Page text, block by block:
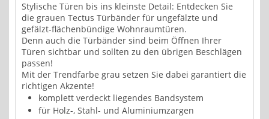
Stylische Türen bis ins kleinste Detail: Entdecken Sie
die grauen Tectus Türbänder für ungefälzte und
gefälzt-flächenbündige Wohnraumtüren.
Denn auch die Türbänder sind beim Öffnen Ihrer
Türen sichtbar und sollten zu den übrigen Beschlägen
passen!
Mit der Trendfarbe grau setzen Sie dabei garantiert die
richtigen Akzente!
komplett verdeckt liegendes Bandsystem
für Holz-, Stahl- und Aluminiumzargen